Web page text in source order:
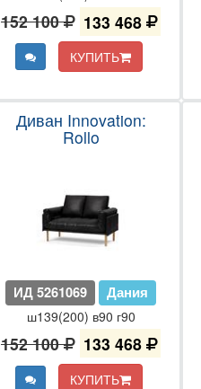
152 100 133 468
КУПИТЬ
Диван Innovation:
Rollo
ИД 5261069 Дания
ш139(200) в90 г90
152 100 133 468
КУПИТЬ